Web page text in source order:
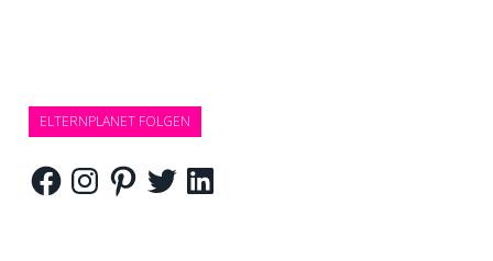
ELTERNPLANET FOLGEN
FacebookInstagramPinterestTwitterLinkedIn